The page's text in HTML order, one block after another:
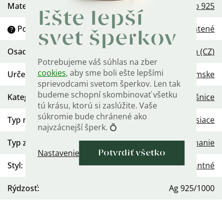
Ešte lepší
svet šperkov
Potrebujeme váš súhlas na zber
cookies, aby sme boli ešte lepšími
sprievodcami svetom šperkov. Len tak
budeme schopní skombinovať všetku
tú krásu, ktorú si zaslúžite. Vaše
súkromie bude chránené ako
najvzácnejší šperk. 💍
Nastavenie Potvrdiť všetko
Materiál Striebro 925
? Povrchová úprava Pozlátené
Osadenie Zirkón (CZ)
Určenie : Dámske
Kategória: Náušnice
Typ náušníc: Visiace
Typ zapínania Kĺbové zapínanie
Styl: Extravagantné
Rýdzosť: Ag 925/1000